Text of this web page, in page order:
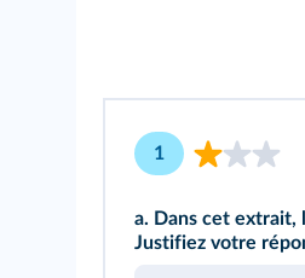
1
a. Dans cet extrait,
Justifiez votre